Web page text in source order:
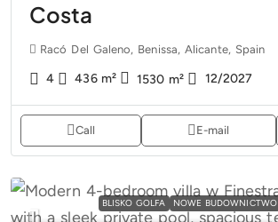
Costa
Racó Del Galeno, Benissa, Alicante, Spain
4 436 m² 1530 m² 12/2027
Call E-mail
BLISKO GOLFA NOWE BUDOWNICTWO